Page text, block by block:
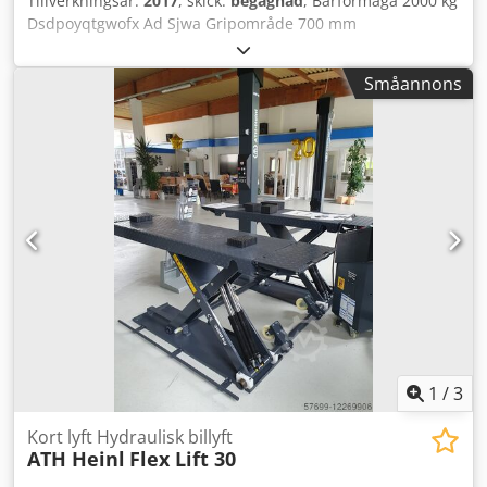
Aluminiumtvärgående balk ATV-Q med 4 svängbara
lyftkrokar, justerbar – Den lätta H-balken av aluminium
Denna aluminiumbalk i H-konstruktion består av en
huvudbalk och 2 tvärbalkar. Kranbalken kan inte bara
justeras på många sätt, utan även enkelt demonteras.
Detta underlättar transporten och sparar plats om balken
inte behöver användas. Lyftanordningarna har en typskylt
med tillverkare, lyftkapacitet, egenvikt och typnummer
samt en QR-kod med tillgång till EG-försäkran om
överensstämmelse. Säkerhetsanvisning Anvisning för säker
förvaring av balkar Enligt DGUV-regeln 109-017, kapitel 7.5,
måste lyftanordningar placeras eller förvaras så att de inte
kan välta, falla ner eller glida.
Dsdpoyqtgwofx Ad Sjwa Gripområde 700 mm
Upphängning / Storlek BxL: 0 Egenvikt 60 kg Lastkapacitet 2
t Spännvidd . mm Total effektbehov . kW Maskinvikt ca. . t
Utrymmesbehov ca. . m De tekniska uppgifterna är
uppgifter från tillverkaren eller operatören och är därmed
ej bindande för oss. Mellanförsäljning förbehålles; endast
våra affärs- och försäljningsvillkor gäller. Om oss mer än
400 egna maskiner i lager över 15 000 m² lageryta,
lyftkapacitet 70 t mer än 10 000 artiklar tillbehör för din
verkstad Om du vill sälja maskiner, produktionslinjer eller
ditt företag, kontakta oss. Fler erbjudanden hittar du på
vår hemsida. Visningar är möjliga efter överenskommelse.
Vi ser fram emot ditt besök. Ditt Markus Hirsch-team
Småannons
1 /3
Kort lyft Hydraulisk billyft
ATH Heinl Flex Lift 30